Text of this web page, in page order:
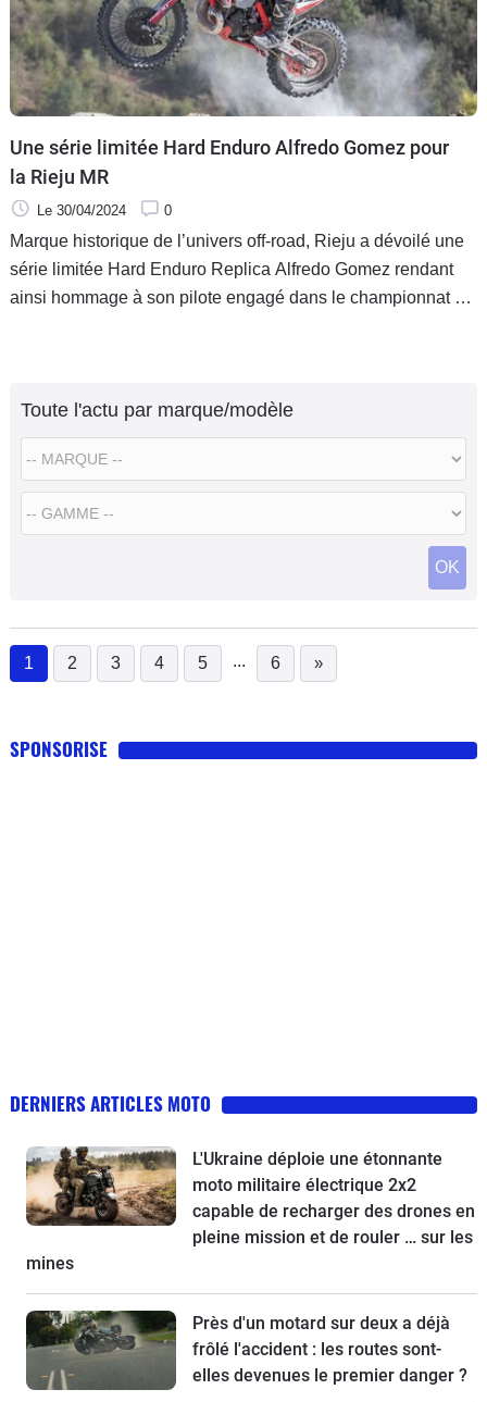
Une série limitée Hard Enduro Alfredo Gomez pour
la Rieju MR
Le 30/04/2024 0
Marque historique de l’univers off-road, Rieju a dévoilé une
série limitée Hard Enduro Replica Alfredo Gomez rendant
ainsi hommage à son pilote engagé dans le championnat du
Toute l'actu par marque/modèle
OK
1
(current)
2 3 4 5 ... 6 »
SPONSORISE
DERNIERS ARTICLES MOTO
L'Ukraine déploie une étonnante
moto militaire électrique 2x2
capable de recharger des drones en
pleine mission et de rouler … sur les
mines
Près d'un motard sur deux a déjà
frôlé l'accident : les routes sont-
elles devenues le premier danger ?